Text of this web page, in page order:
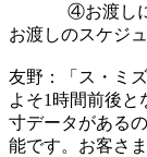
④お渡し
お渡しのスケジ
友野 ：「ス・ミ
よそ1時間前後と
寸データがある
能です。お客さ